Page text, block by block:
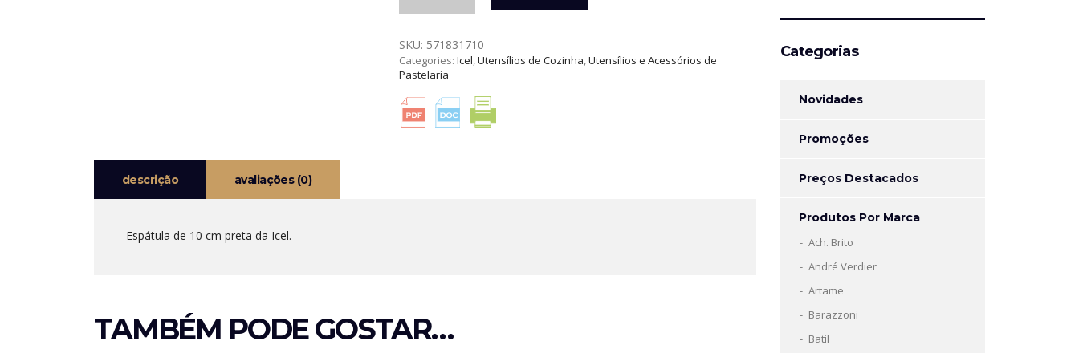
ESPÁTULA
10
CM
PRETA
ICEL
SKU: 571831710
Categories: Icel,Utensílios de Cozinha,Utensílios e Acessórios de
Pastelaria
descrição avaliações (0)
Espátula de 10 cm preta da Icel.
TAMBÉM PODE GOSTAR…
Categorias
Novidades
Promoções
Preços Destacados
Produtos Por Marca
Ach. Brito
André Verdier
Artame
Barazzoni
Batil